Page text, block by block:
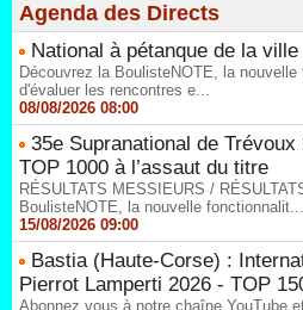
Agenda des Directs
National à pétanque de la
Découvrez la BoulisteNOTE, la
d'évaluer les rencontres e...
08/08/2026 08:00
35e Supranational de
TOP 1000 à l’assaut du titre
RÉSULTATS MESSIEURS /
BoulisteNOTE, la nouvelle fonctionnalit...
15/08/2026 09:00
Bastia (Haute-Corse) :
Pierrot Lamperti 2026 - TOP
Abonnez vous à notre chaîne YouTube